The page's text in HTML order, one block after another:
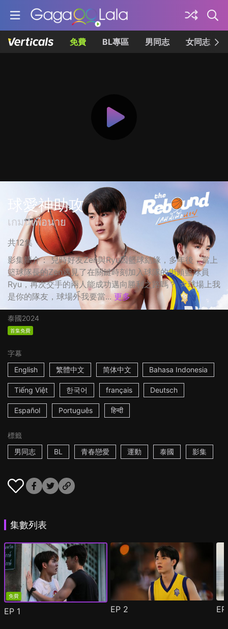
免費 BL專區 男同志 女同志
球愛神助攻
เกมนี้เพื่อนาย
共12集
影集簡介： 兒時好友Zen與Ryu因籃球結緣，多年後，當上
籃球隊長的Zen遇見了在關鍵時刻加入球隊的街頭籃球員
Ryu，再次交手的兩人能成功邁向勝利之路嗎？ ☆球場上我
是你的隊友，球場外我要當... 更多
泰國2024
首集免費
字幕
English
繁體中文 简体中文 Bahasa Indonesia
Tiếng Việt 한국어 français Deutsch
Español Português हिन्दी
標籤
男同志
BL 青春戀愛 運動 泰國 影集
集數列表
免費
EP 1 EP 2